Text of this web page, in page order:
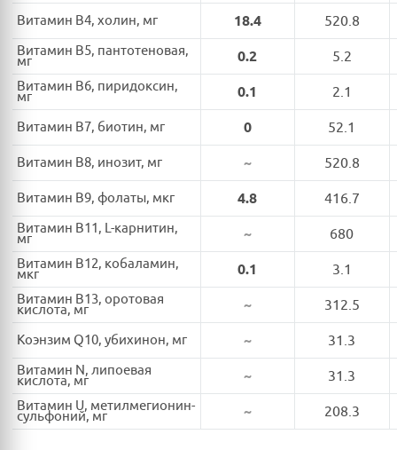
Витамин B4, холин, мг 18.4 520.8
Витамин B5, пантотеновая,
мг 0.2 5.2
Витамин B6, пиридоксин,
мг 0.1 2.1
Витамин B7, биотин, мг 0 52.1
Витамин B8, инозит, мг ~ 520.8
Витамин B9, фолаты, мкг 4.8 416.7
Витамин B11, L-карнитин,
мг ~ 680
Витамин B12, кобаламин,
мкг 0.1 3.1
Витамин B13, оротовая
кислота, мг ~ 312.5
Коэнзим Q10, убихинон, мг ~ 31.3
Витамин N, липоевая
кислота, мг ~ 31.3
Витамин U, метилмегионин-
сульфоний, мг ~ 208.3